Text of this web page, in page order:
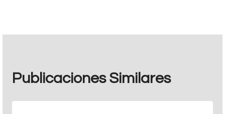
Publicaciones Similares